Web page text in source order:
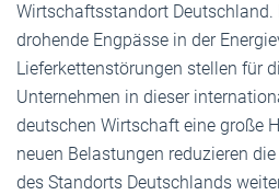
Wirtschaftsstandort Deutschland.
drohende Engpässe in der
Lieferkettenstörungen stellen für
Unternehmen in dieser
deutschen Wirtschaft eine große
neuen Belastungen reduzieren
des Standorts Deutschlands